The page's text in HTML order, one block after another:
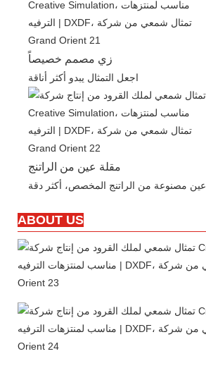
زي مصمم خصيصاً
اجعل التمثال يبدو أكثر أناقة
مقلة عين من الراتنج
عين مصنوعة من الراتنج المخصص، أكثر دقة
ABOUT US